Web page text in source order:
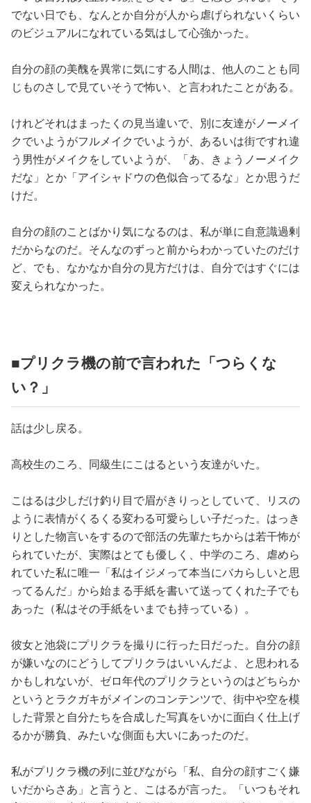
でない日でも、なんとか自分が人から虐げられないくらい
のビジュアルになれている気はして心強かった。
自分の顔の美醜を異常に気にする人間は、他人のことも同
じものさしで見ていそうで怖い、と言われたことがある。
けれどそれはまったくの見当違いで、別に友達がノーメイ
クでいようがフルメイクでいようが、あるいは街ですれ違
う男性がメイクをしていようが、「あ、きょうノーメイク
だな」とか「アイシャドウの色似合ってるな」とか思うだ
けだ。
自分の顔のことばかり気になるのは、私が単に自意識過剰
だからなのだ。そんなのずっと前からわかっていたのだけ
ど、でも、なかなか自分の見方だけは、自分ではすぐには
変えられなかった。
■プリクラ機の前で言われた「つらくな
い？」
話は少し戻る。
高校生のころ、同級生にこはるという友達がいた。
こはるは少しだけ釣り目で眉がきりっとしていて、リスの
ように表情がくるくる変わる可愛らしい子だった。はっき
りとした物言いをするので部活の先輩たちからは若干怖が
られていたが、実際はとても優しく、中学のころ、虐めら
れていた私に唯一「私はイジメって本当にバカらしいと思
ってるんだ」から始まる手紙を書いて送ってくれた子でも
あった（私はその手紙をいまでも持っている）。
彼女と池袋にプリクラを撮りに行った日だった。自分の顔
が嫌いなのにどうしてプリクラはいいんだよ、と思われる
かもしれないが、ゼロ年代のプリクラというのはどちらか
というとラクガキがメインのコンテンツで、街中や空を模
した背景と自分たちを合成した写真をいかに面白く仕上げ
るかが勝負、みたいな側面も大いにあったのだ。
私がプリクラ機の列に並びながら「私、自分の顔すごく嫌
いだからさあ」と言うと、こはるが言った。「いつもそれ